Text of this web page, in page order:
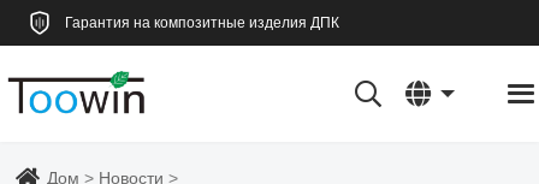
Гарантия на композитные изделия ДПК
Дом
Новости